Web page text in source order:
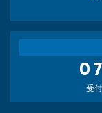
受